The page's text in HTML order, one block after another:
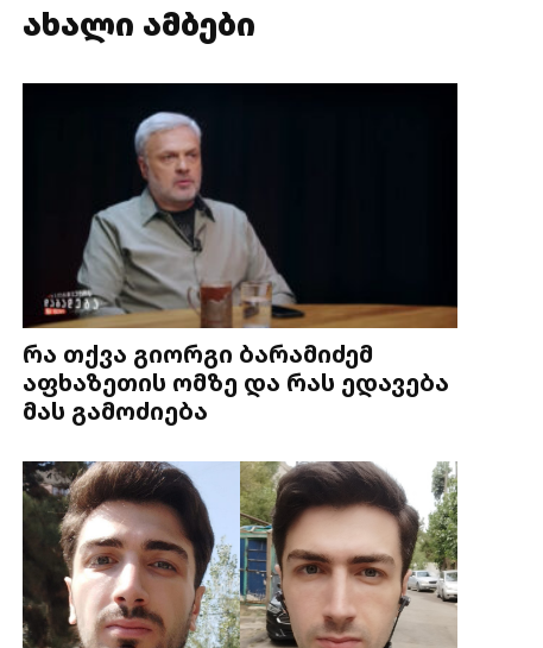
ახალი ამბები
რა თქვა გიორგი ბარამიძემ
აფხაზეთის ომზე და რას ედავება
მას გამოძიება